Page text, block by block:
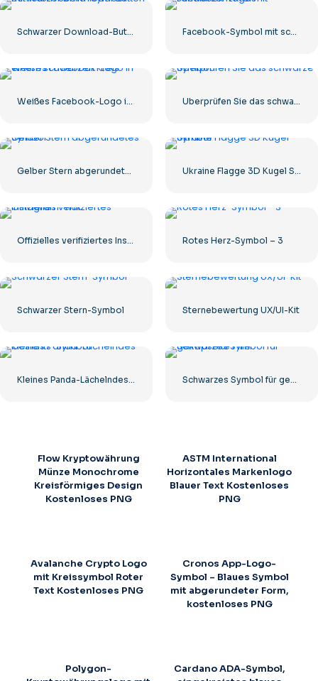
Facebook-Symbol mit schwarzem Kreis
Rotes Herz-Symbol – 3
Schwarzer Stern-Symbol Sternebewertung UX/UI-Kit
Flow Kryptowährung
Münze Monochrome
Kreisförmiges Design
Kostenloses PNG
ASTM International
Horizontales Markenlogo
Blauer Text Kostenloses
PNG
Avalanche Crypto Logo
mit Kreissymbol Roter
Text Kostenloses PNG
Cronos App-Logo-
Symbol – Blaues Symbol
mit abgerundeter Form,
kostenloses PNG
Polygon-
Cardano ADA-Symbol,